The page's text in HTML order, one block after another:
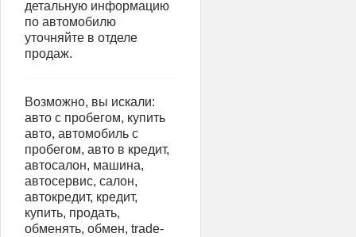
детальную информацию
по автомобилю
уточняйте в отделе
продаж.
Возможно, вы искали:
авто с пробегом, купить
авто, автомобиль с
пробегом, авто в кредит,
автосалон, машина,
автосервис, салон,
автокредит, кредит,
купить, продать,
обменять, обмен, trade-